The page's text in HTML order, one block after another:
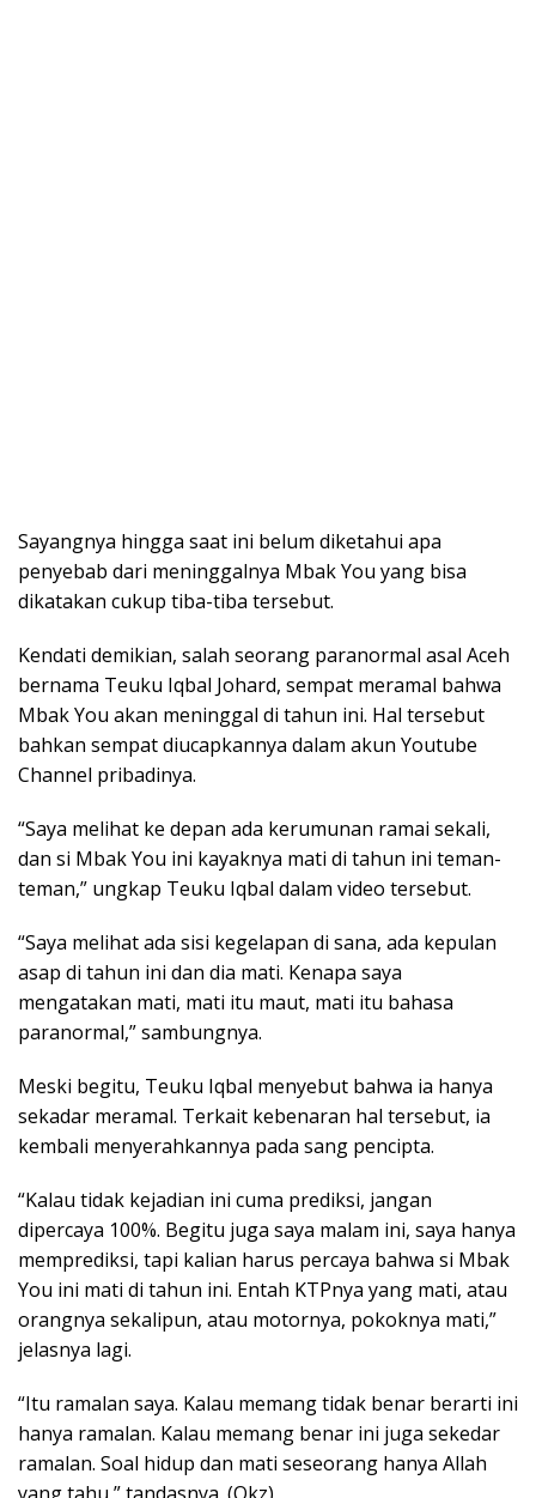
Sayangnya hingga saat ini belum diketahui apa
penyebab dari meninggalnya Mbak You yang bisa
dikatakan cukup tiba-tiba tersebut.
Kendati demikian, salah seorang paranormal asal Aceh
bernama Teuku Iqbal Johard, sempat meramal bahwa
Mbak You akan meninggal di tahun ini. Hal tersebut
bahkan sempat diucapkannya dalam akun Youtube
Channel pribadinya.
“Saya melihat ke depan ada kerumunan ramai sekali,
dan si Mbak You ini kayaknya mati di tahun ini teman-
teman,” ungkap Teuku Iqbal dalam video tersebut.
“Saya melihat ada sisi kegelapan di sana, ada kepulan
asap di tahun ini dan dia mati. Kenapa saya
mengatakan mati, mati itu maut, mati itu bahasa
paranormal,” sambungnya.
Meski begitu, Teuku Iqbal menyebut bahwa ia hanya
sekadar meramal. Terkait kebenaran hal tersebut, ia
kembali menyerahkannya pada sang pencipta.
“Kalau tidak kejadian ini cuma prediksi, jangan
dipercaya 100%. Begitu juga saya malam ini, saya hanya
memprediksi, tapi kalian harus percaya bahwa si Mbak
You ini mati di tahun ini. Entah KTPnya yang mati, atau
orangnya sekalipun, atau motornya, pokoknya mati,”
jelasnya lagi.
“Itu ramalan saya. Kalau memang tidak benar berarti ini
hanya ramalan. Kalau memang benar ini juga sekedar
ramalan. Soal hidup dan mati seseorang hanya Allah